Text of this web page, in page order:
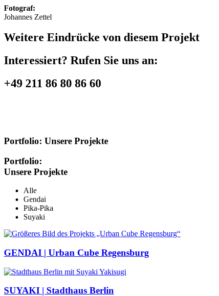
Fotograf:
Johannes Zettel
Weitere Eindrücke von diesem Projekt
Interessiert? Rufen Sie uns an:
+49 211 86 80 86 60
Portfolio: Unsere Projekte
Portfolio:
Unsere Projekte
Alle
Gendai
Pika-Pika
Suyaki
GENDAI | Urban Cube Regensburg
SUYAKI | Stadthaus Berlin